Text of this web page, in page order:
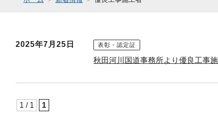
2025年7月25日 表彰・認定証
秋田河川国道事務所より優良工事
1 / 1 1